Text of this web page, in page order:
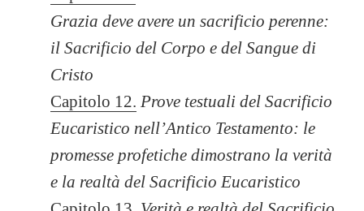
Grazia deve avere un sacrificio perenne:
il Sacrificio del Corpo e del Sangue di
Cristo
Capitolo 12. Prove testuali del Sacrificio
Eucaristico nell’Antico Testamento: le
promesse profetiche dimostrano la verità
e la realtà del Sacrificio Eucaristico